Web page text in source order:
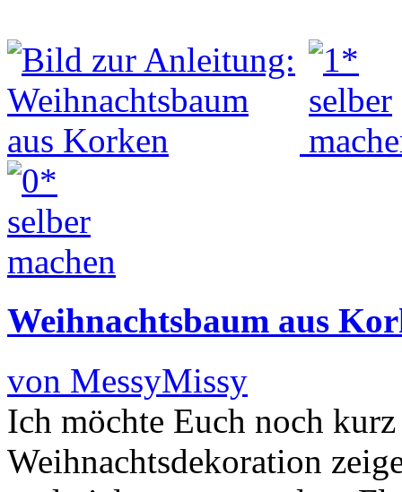
Weihnachtsbaum aus
von MessyMissy
Ich möchte Euch noch
Weihnachtsdekoration